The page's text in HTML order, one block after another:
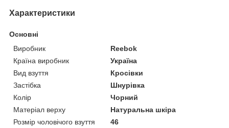
Характеристики
Основні
Виробник
Reebok
Країна виробник
Україна
Вид взуття
Кросівки
Застібка
Шнурівка
Колір
Чорний
Матеріал верху
Натуральна шкіра
Розмір чоловічого взуття
46